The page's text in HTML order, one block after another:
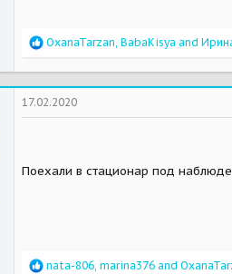
R
a
c
t
:
OxanaTarzan BabaKisya and
17.02.2020
Поехали в стационар под
R
nata-806, marina376 and